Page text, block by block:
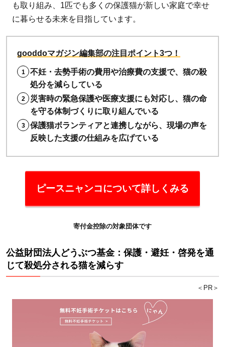
も取り組み、1匹でも多くの保護猫が新しい家庭で幸せ
に暮らせる未来を目指しています。
gooddoマガジン編集部の注目ポイント3つ！
不妊・去勢手術の費用や治療費の支援で、猫の殺
処分を減らしている
災害時の緊急保護や医療支援にも対応し、猫の命
を守る体制づくりに取り組んでいる
保護猫ボランティアと連携しながら、現場の声を
反映した支援の仕組みを広げている
ピースニャンコについて詳しくみる
寄付金控除の対象団体です
公益財団法人どうぶつ基金：保護・避妊・啓発を通
じて殺処分される猫を減らす
＜PR＞